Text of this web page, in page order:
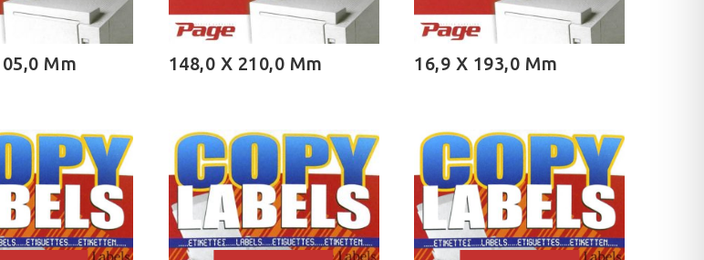
Mm 148,0 X 210,0 Mm 16,9 X 193,0 Mm